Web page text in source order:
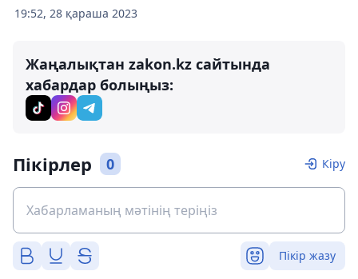
19:52, 28 қараша 2023
Жаңалықтан zakon.kz сайтында
хабардар болыңыз:
Пікірлер 0 Кіру
Пікір жазу